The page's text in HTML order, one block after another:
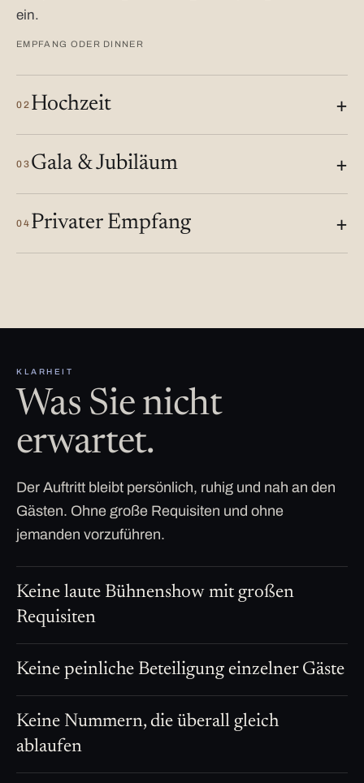
ein.
EMPFANG ODER DINNER
02 Hochzeit
03 Gala & Jubiläum
04 Privater Empfang
KLARHEIT
Was Sie nicht
erwartet.
Der Auftritt bleibt persönlich, ruhig und nah an den
Gästen. Ohne große Requisiten und ohne
jemanden vorzuführen.
Keine laute Bühnenshow mit großen
Requisiten
Keine peinliche Beteiligung einzelner Gäste
Keine Nummern, die überall gleich
ablaufen